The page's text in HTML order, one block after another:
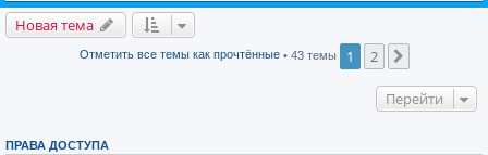
Новая тема
Отметить все темы как прочтённые• 43 темы 1 2
Перейти
ПРАВА ДОСТУПА